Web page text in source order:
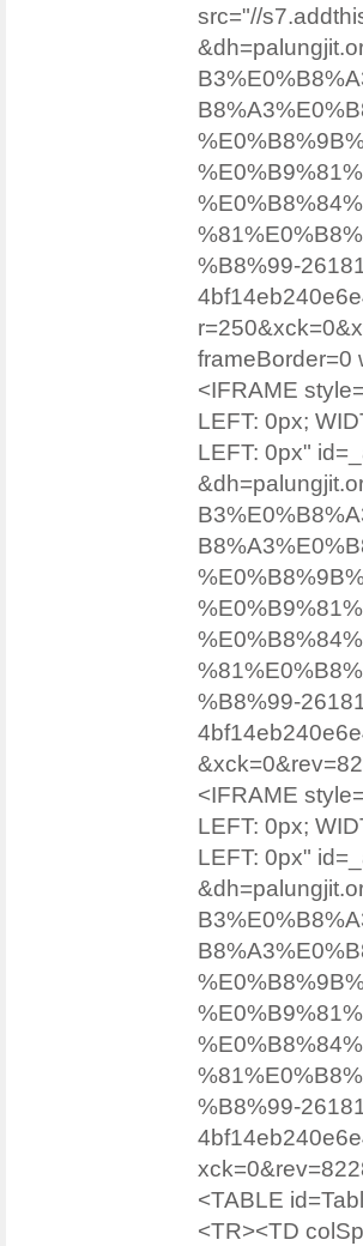
src="//
%B8%99-
frameBorder=0
<IFRAME
LEFT: 0px;
LEFT: 0px"
%B8%99-
<IFRAME
LEFT: 0px;
LEFT: 0px"
%B8%99-
<TABLE
<TR><TD